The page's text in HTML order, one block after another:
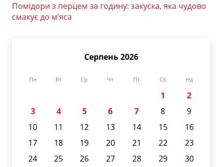
Помідори з перцем за годину: закуска, яка чудово
смакує до м’яса
Серпень 2026
Пн Вт Ср Чт Пт Сб Нд
1
2
3
4 5 6 7 8
9
10
11 12 13 14 15
16
17
18 19 20 21 22
23
24
25 26 27 28 29
30